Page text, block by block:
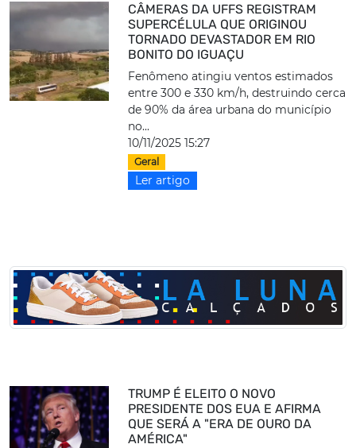
CÂMERAS DA UFFS REGISTRAM
SUPERCÉLULA QUE ORIGINOU
TORNADO DEVASTADOR EM RIO
BONITO DO IGUAÇU
Fenômeno atingiu ventos estimados
entre 300 e 330 km/h, destruindo cerca
de 90% da área urbana do município
no...
10/11/2025 15:27
Geral
Ler artigo
TRUMP É ELEITO O NOVO
PRESIDENTE DOS EUA E AFIRMA
QUE SERÁ A "ERA DE OURO DA
AMÉRICA"